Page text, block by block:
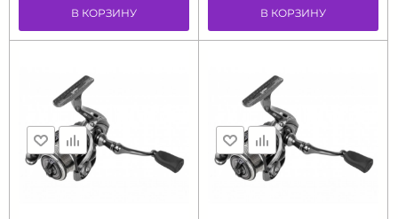
В КОРЗИНУ В КОРЗИНУ